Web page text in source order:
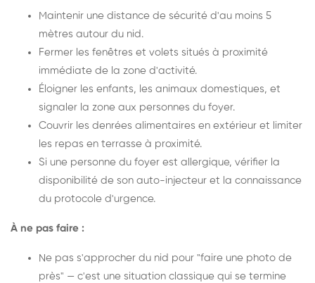
Maintenir une distance de sécurité d'au moins 5
mètres autour du nid.
Fermer les fenêtres et volets situés à proximité
immédiate de la zone d'activité.
Éloigner les enfants, les animaux domestiques, et
signaler la zone aux personnes du foyer.
Couvrir les denrées alimentaires en extérieur et limiter
les repas en terrasse à proximité.
Si une personne du foyer est allergique, vérifier la
disponibilité de son auto-injecteur et la connaissance
du protocole d'urgence.
À ne pas faire :
Ne pas s'approcher du nid pour "faire une photo de
près" — c'est une situation classique qui se termine